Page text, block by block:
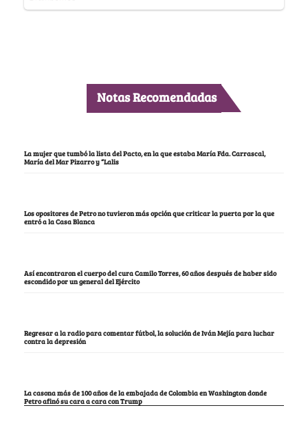
Notas Recomendadas
La mujer que tumbó la lista del Pacto, en la que estaba María Fda. Carrascal,
María del Mar Pizarro y “Lalis
Los opositores de Petro no tuvieron más opción que criticar la puerta por la que
entró a la Casa Blanca
Así encontraron el cuerpo del cura Camilo Torres, 60 años después de haber sido
escondido por un general del Ejército
Regresar a la radio para comentar fútbol, la solución de Iván Mejía para luchar
contra la depresión
La casona más de 100 años de la embajada de Colombia en Washington donde
Petro afinó su cara a cara con Trump